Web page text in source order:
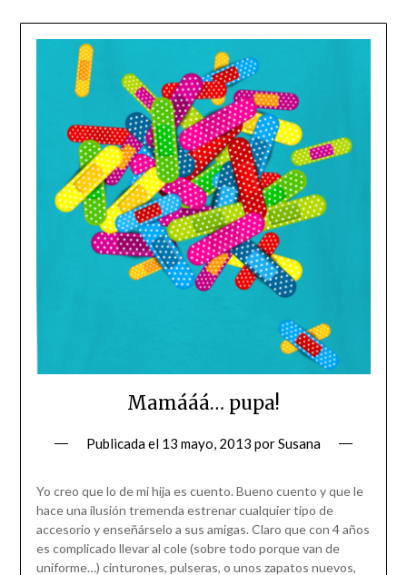
Mamááá… pupa!
Publicada el 13 mayo, 2013 porSusana
Yo creo que lo de mi hija es cuento. Bueno cuento y que le
hace una ilusión tremenda estrenar cualquier tipo de
accesorio y enseñárselo a sus amigas. Claro que con 4 años
es complicado llevar al cole (sobre todo porque van de
uniforme…) cinturones, pulseras, o unos zapatos nuevos,